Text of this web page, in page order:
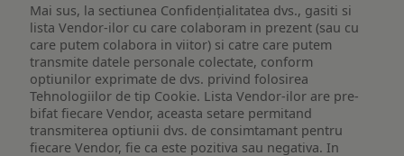
Mai sus, la sectiunea Confidențialitatea dvs., gasiti si
lista Vendor-ilor cu care colaboram in prezent (sau cu
care putem colabora in viitor) si catre care putem
transmite datele personale colectate, conform
optiunilor exprimate de dvs. privind folosirea
Tehnologiilor de tip Cookie. Lista Vendor-ilor are pre-
bifat fiecare Vendor, aceasta setare permitand
transmiterea optiunii dvs. de consimtamant pentru
fiecare Vendor, fie ca este pozitiva sau negativa. In